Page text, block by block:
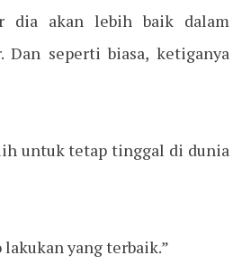
dia akan lebih baik dalam
Dan seperti biasa, ketiganya
untuk tetap tinggal di dunia
lakukan yang terbaik.”